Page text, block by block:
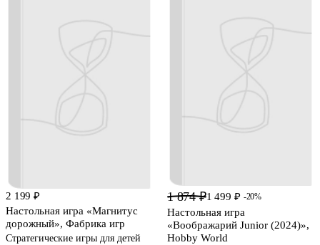
2 199 ₽
Настольная игра «Магнитус
дорожный», Фабрика игр
Стратегические игры для детей
1 874 ₽1 499 ₽ -20%
Настольная игра
«Воображарий Junior (2024)»,
Hobby World